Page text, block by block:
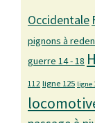
Occidentale
pignons à
guerre 14 - 18
112 ligne 125 ligne